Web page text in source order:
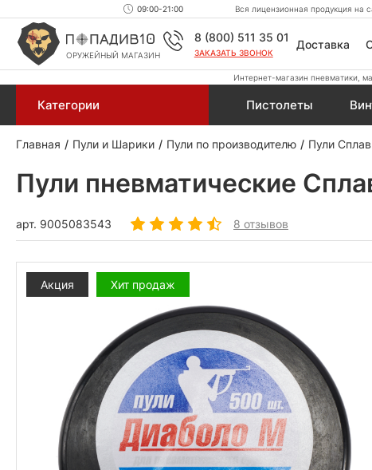
09:00-21:00 Вся лицензионная продукция на
ОРУЖЕЙНЫЙ МАГАЗИН
8 (800) 511 35 01
ЗАКАЗАТЬ ЗВОНОК
Доставка
Интернет-магазин пневматики,
Категории Пистолеты
Главная Пули и Шарики Пули по производителю Пули Сплав
Пули пневматические
арт. 9005083543 8 отзывов
Акция Хит продаж